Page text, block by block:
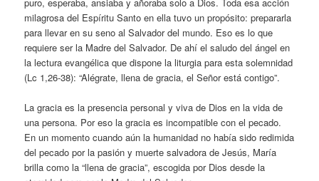
puro, esperaba, ansiaba y añoraba solo a Dios. Toda esa acción
milagrosa del Espíritu Santo en ella tuvo un propósito: prepararla
para llevar en su seno al Salvador del mundo. Eso es lo que
requiere ser la Madre del Salvador. De ahí el saludo del ángel en
la lectura evangélica que dispone la liturgia para esta solemnidad
(Lc 1,26-38): “Alégrate, llena de gracia, el Señor está contigo”.
La gracia es la presencia personal y viva de Dios en la vida de
una persona. Por eso la gracia es incompatible con el pecado.
En un momento cuando aún la humanidad no había sido redimida
del pecado por la pasión y muerte salvadora de Jesús, María
brilla como la “llena de gracia”, escogida por Dios desde la